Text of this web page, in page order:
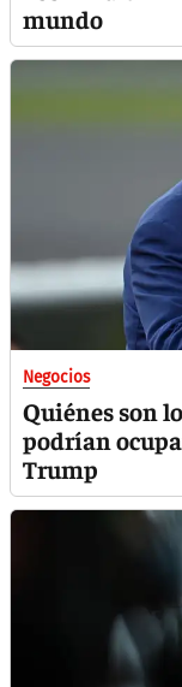
mundo
Negocios
Quiénes son
podrían
Trump